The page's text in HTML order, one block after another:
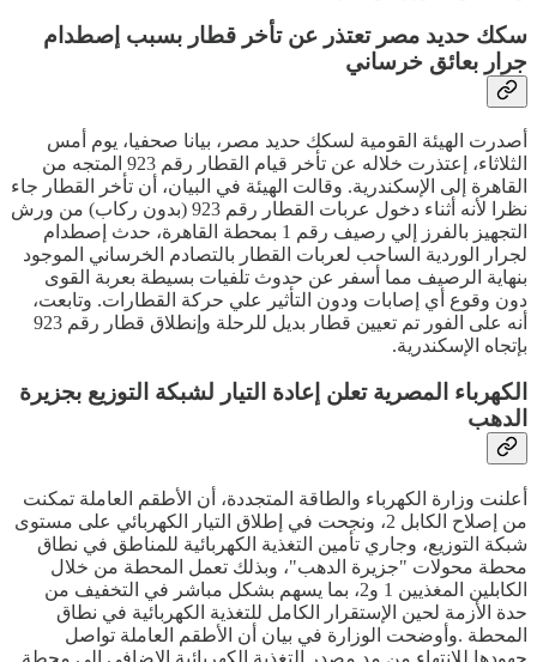
سكك حديد مصر تعتذر عن تأخر قطار بسبب إصطدام
جرار بعائق خرساني
أصدرت الهيئة القومية لسكك حديد مصر، بيانا صحفيا، يوم أمس
الثلاثاء، إعتذرت خلاله عن تأخر قيام القطار رقم 923 المتجه من
القاهرة إلى الإسكندرية. وقالت الهيئة في البيان، أن تأخر القطار جاء
نظرا لأنه أثناء دخول عربات القطار رقم 923 (بدون ركاب) من ورش
التجهيز بالفرز إلي رصيف رقم 1 بمحطة القاهرة، حدث إصطدام
لجرار الوردية الساحب لعربات القطار بالتصادم الخرساني الموجود
بنهاية الرصيف مما أسفر عن حدوث تلفيات بسيطة بعربة القوى
دون وقوع أي إصابات ودون التأثير علي حركة القطارات. وتابعت،
أنه على الفور تم تعيين قطار بديل للرحلة وإنطلاق قطار رقم 923
بإتجاه الإسكندرية.
الكهرباء المصرية تعلن إعادة التيار لشبكة التوزيع بجزيرة
الدهب
أعلنت وزارة الكهرباء والطاقة المتجددة، أن الأطقم العاملة تمكنت
من إصلاح الكابل 2، ونجحت في إطلاق التيار الكهربائي على مستوى
شبكة التوزيع، وجاري تأمين التغذية الكهربائية للمناطق في نطاق
محطة محولات "جزيرة الدهب"، وبذلك تعمل المحطة من خلال
الكابلين المغذيين 1 و2، بما يسهم بشكل مباشر في التخفيف من
حدة الأزمة لحين الإستقرار الكامل للتغذية الكهربائية في نطاق
المحطة .وأوضحت الوزارة في بيان أن الأطقم العاملة تواصل
جهودها للانتهاء من مد مصدر التغذية الكهربائية الإضافي إلى محطة